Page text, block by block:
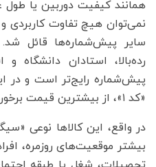
همانند کیفیت دوربین یا طول
سایر پیش‌شماره‌ها قائل شد.
رده‌بالا، استادان دانشگاه و
پیش‌شماره رایج‌تر است و در
«کد ۱»، از بیشترین قیمت برخوردارند.
در واقع، این کالاها نوعی
بیشتر موقعیت‌های روزمره،